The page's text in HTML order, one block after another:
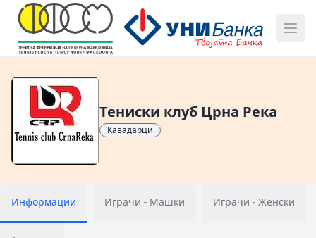
Тениски клуб Црна Река
Кавадарци
Информации Играчи - Машки Играчи - Женски